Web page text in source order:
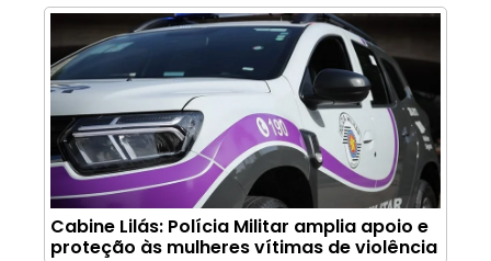
Cabine Lilás: Polícia Militar amplia apoio e
proteção às mulheres vítimas de violência